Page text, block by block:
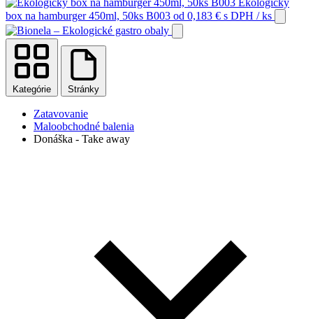
Ekologický
box na hamburger 450ml, 50ks B003 od 0,183 € s DPH / ks
Kategórie Stránky
Zatavovanie
Maloobchodné balenia
Donáška - Take away